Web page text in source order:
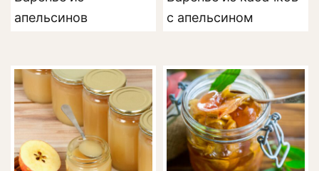
апельсинов
с апельсином